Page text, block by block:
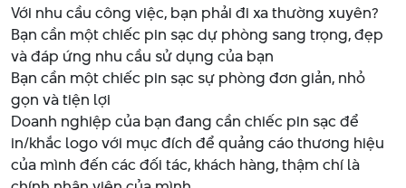
Với nhu cầu công việc, bạn phải đi xa thường xuyên?
Bạn cần một chiếc pin sạc dự phòng sang trọng, đẹp
và đáp ứng nhu cầu sử dụng của bạn
Bạn cần một chiếc pin sạc sự phòng đơn giản, nhỏ
gọn và tiện lợi
Doanh nghiệp của bạn đang cần chiếc pin sạc để
in/khắc logo với mục đích để quảng cáo thương hiệu
của mình đến các đối tác, khách hàng, thậm chí là